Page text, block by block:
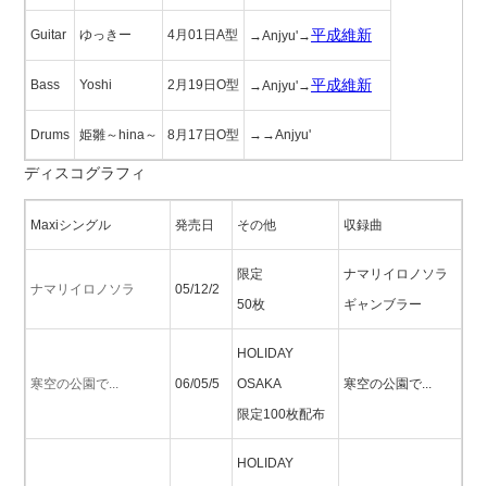
Guitar ゆっきー 4月01日A型 →Anjyu'→平成維新
Bass Yoshi 2月19日O型 →Anjyu'→平成維新
Drums 姫雛～hina～ 8月17日O型 →→Anjyu'
ディスコグラフィ
Maxiシングル 発売日 その他 収録曲
ナマリイロノソラ 05/12/2
限定
50枚
ナマリイロノソラ
ギャンブラー
寒空の公園で... 06/05/5
HOLIDAY
OSAKA
限定100枚配布
寒空の公園で...
HOLIDAY